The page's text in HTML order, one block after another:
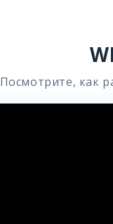
Посмотрите, как